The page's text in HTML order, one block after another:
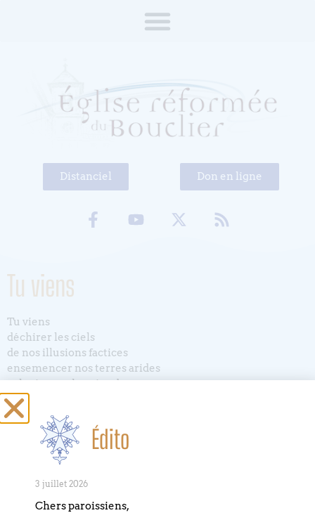
Distanciel Don en ligne
Tu viens
Tu viens
déchirer les ciels
de nos illusions factices
ensemencer nos terres arides
aplanir nos chemins de ronces
Tu viens
tracer route nouvelle
déraciner de nos vies
les germes de haine
poser ton éclat au fort de notre nuit
Édito
3 juillet 2026
Chers paroissiens,